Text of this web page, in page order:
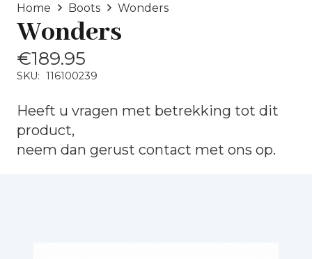
Home Boots Wonders
Wonders
€189.95
SKU: 116100239
Heeft u vragen met betrekking tot dit
product,
neem dan gerust contact met ons op.